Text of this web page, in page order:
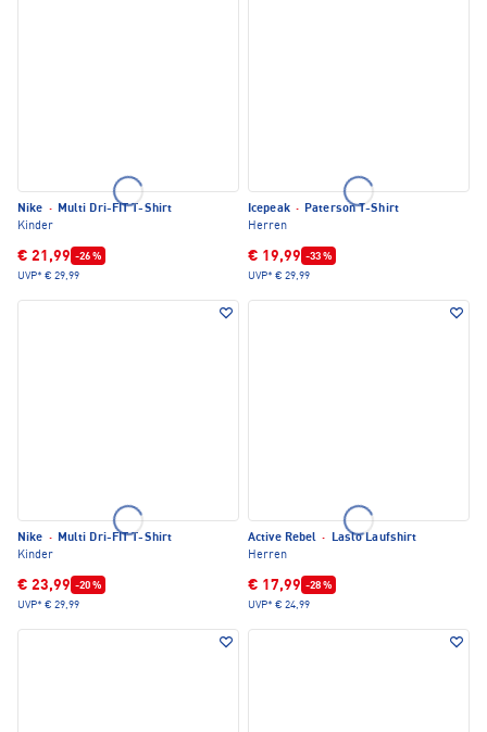
Nike · Multi Dri-FIT T-Shirt
Kinder
€ 21,99 -26 %
UVP* € 29,99
Icepeak · Paterson T-Shirt
Herren
€ 19,99 -33 %
UVP* € 29,99
Nike · Multi Dri-FIT T-Shirt
Kinder
€ 23,99 -20 %
UVP* € 29,99
Active Rebel ·
Laslo Laufshirt
Herren
€ 17,99 -28 %
UVP* € 24,99